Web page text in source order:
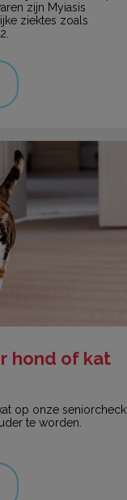
zijn Myiasis
ziektes zoals
hond of kat
op onze seniorcheck
te worden.